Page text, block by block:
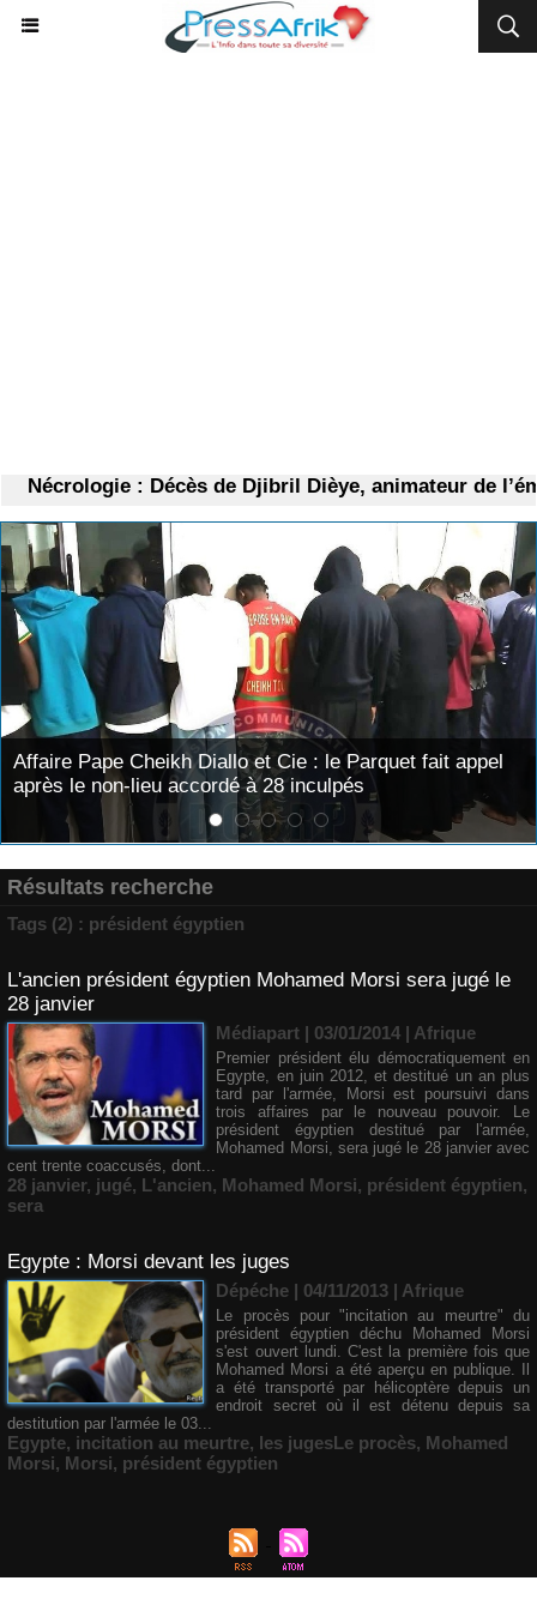
Nécrologie : Décès de Djibril Dièye, animateur de
et Cie : le Parquet fait appel
à 28 inculpés
Nécrologie : Décès
l’émission « Auto
Résultats recherche
Tags (2) : président égyptien
L'ancien président égyptien Mohamed Morsi sera jugé le
28 janvier
Médiapart | 03/01/2014 | Afrique
Premier président élu démocratiquement en
Egypte, en juin 2012, et destitué un an plus
tard par l'armée, Morsi est poursuivi dans
trois affaires par le nouveau pouvoir. Le
président égyptien destitué par l'armée,
Mohamed Morsi, sera jugé le 28 janvier avec
cent trente coaccusés, dont...
28 janvier, jugé, L'ancien, Mohamed Morsi, président égyptien,
sera
Egypte : Morsi devant les juges
Dépéche | 04/11/2013 | Afrique
Le procès pour "incitation au meurtre" du
président égyptien déchu Mohamed Morsi
s'est ouvert lundi. C'est la première fois que
Mohamed Morsi a été aperçu en publique. Il
a été transporté par hélicoptère depuis un
endroit secret où il est détenu depuis sa
destitution par l'armée le 03...
Egypte, incitation au meurtre, les jugesLe procès, Mohamed
Morsi, Morsi, président égyptien